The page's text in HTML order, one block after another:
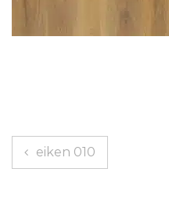
Berichtnavigatie
eiken 010